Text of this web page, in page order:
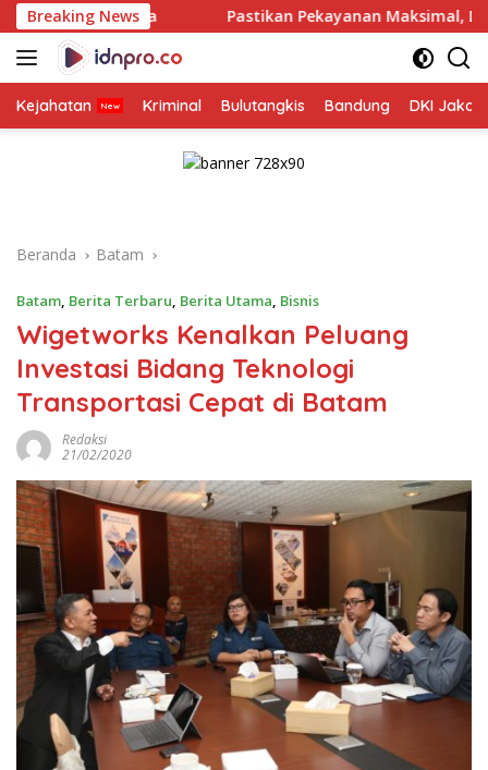
Langsung
ke
konten
Breaking News
Pastikan Pekayanan Maksimal, Direksi Jasa Raharja
Kejahatan Kriminal Bulutangkis Bandung DKI
Beranda Batam
Batam, Berita Terbaru, Berita Utama, Bisnis
Wigetworks Kenalkan Peluang
Investasi Bidang Teknologi
Transportasi Cepat di Batam
Redaksi
21/02/2020